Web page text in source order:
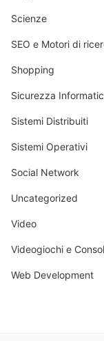
Scienze
SEO e Motori di
Shopping
Sicurezza
Sistemi Distribuiti
Sistemi Operativi
Social Network
Uncategorized
Video
Videogiochi e
Web Development